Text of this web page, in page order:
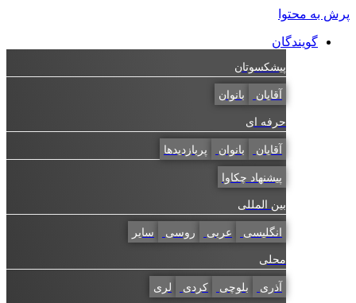
به محتوا
گویندگان
پیشکسوتان
بانوان
حرفه ای
بانوان پربازدیدها
پیشنهاد چکاوا
بین المللی
انگلیسی عربی روسی سایر
محلی
بلوچی کردی لری